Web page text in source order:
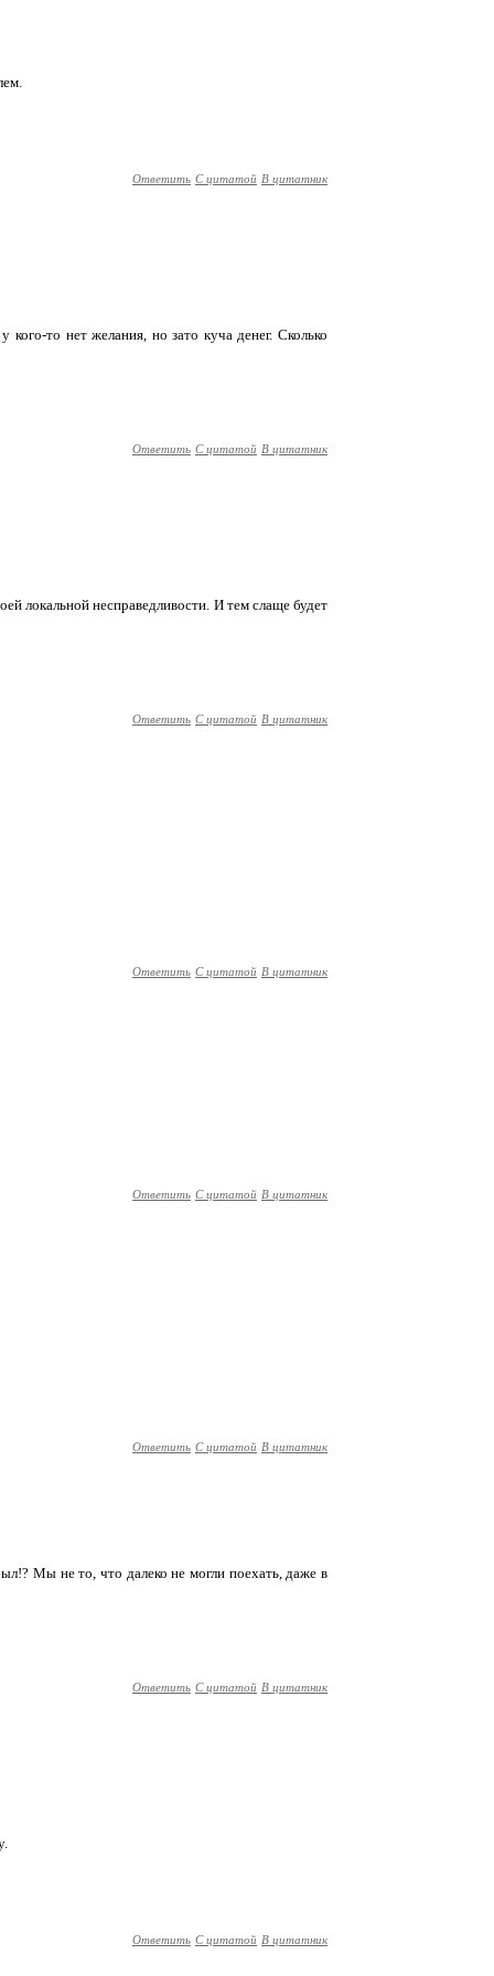
Ответить С цитатой В цитатник
то нет желания, но зато куча денег. Сколько
Ответить С цитатой В цитатник
локальной несправедливости. И тем слаще будет
Ответить С цитатой В цитатник
Ответить С цитатой В цитатник
Ответить С цитатой В цитатник
Ответить С цитатой В цитатник
Мы не то, что далеко не могли поехать, даже в
Ответить С цитатой В цитатник
Ответить С цитатой В цитатник